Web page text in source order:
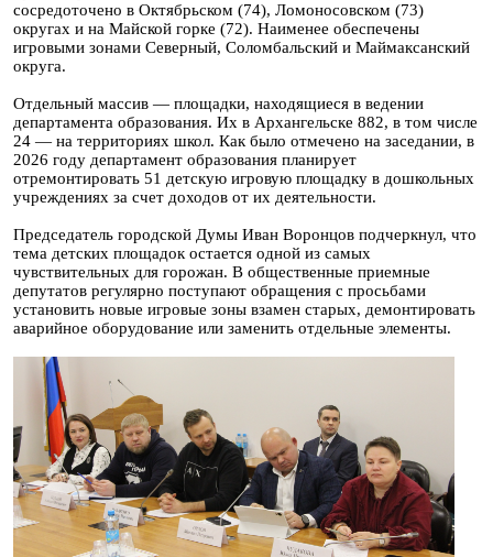
сосредоточено в Октябрьском (74), Ломоносовском (73)
округах и на Майской горке (72). Наименее обеспечены
игровыми зонами Северный, Соломбальский и Маймаксанский
округа.
Отдельный массив — площадки, находящиеся в ведении
департамента образования. Их в Архангельске 882, в том числе
24 — на территориях школ. Как было отмечено на заседании, в
2026 году департамент образования планирует
отремонтировать 51 детскую игровую площадку в дошкольных
учреждениях за счет доходов от их деятельности.
Председатель городской Думы Иван Воронцов подчеркнул, что
тема детских площадок остается одной из самых
чувствительных для горожан. В общественные приемные
депутатов регулярно поступают обращения с просьбами
установить новые игровые зоны взамен старых, демонтировать
аварийное оборудование или заменить отдельные элементы.